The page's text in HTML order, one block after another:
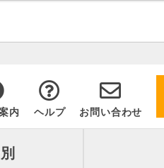
内 ヘルプ お問い合わせ